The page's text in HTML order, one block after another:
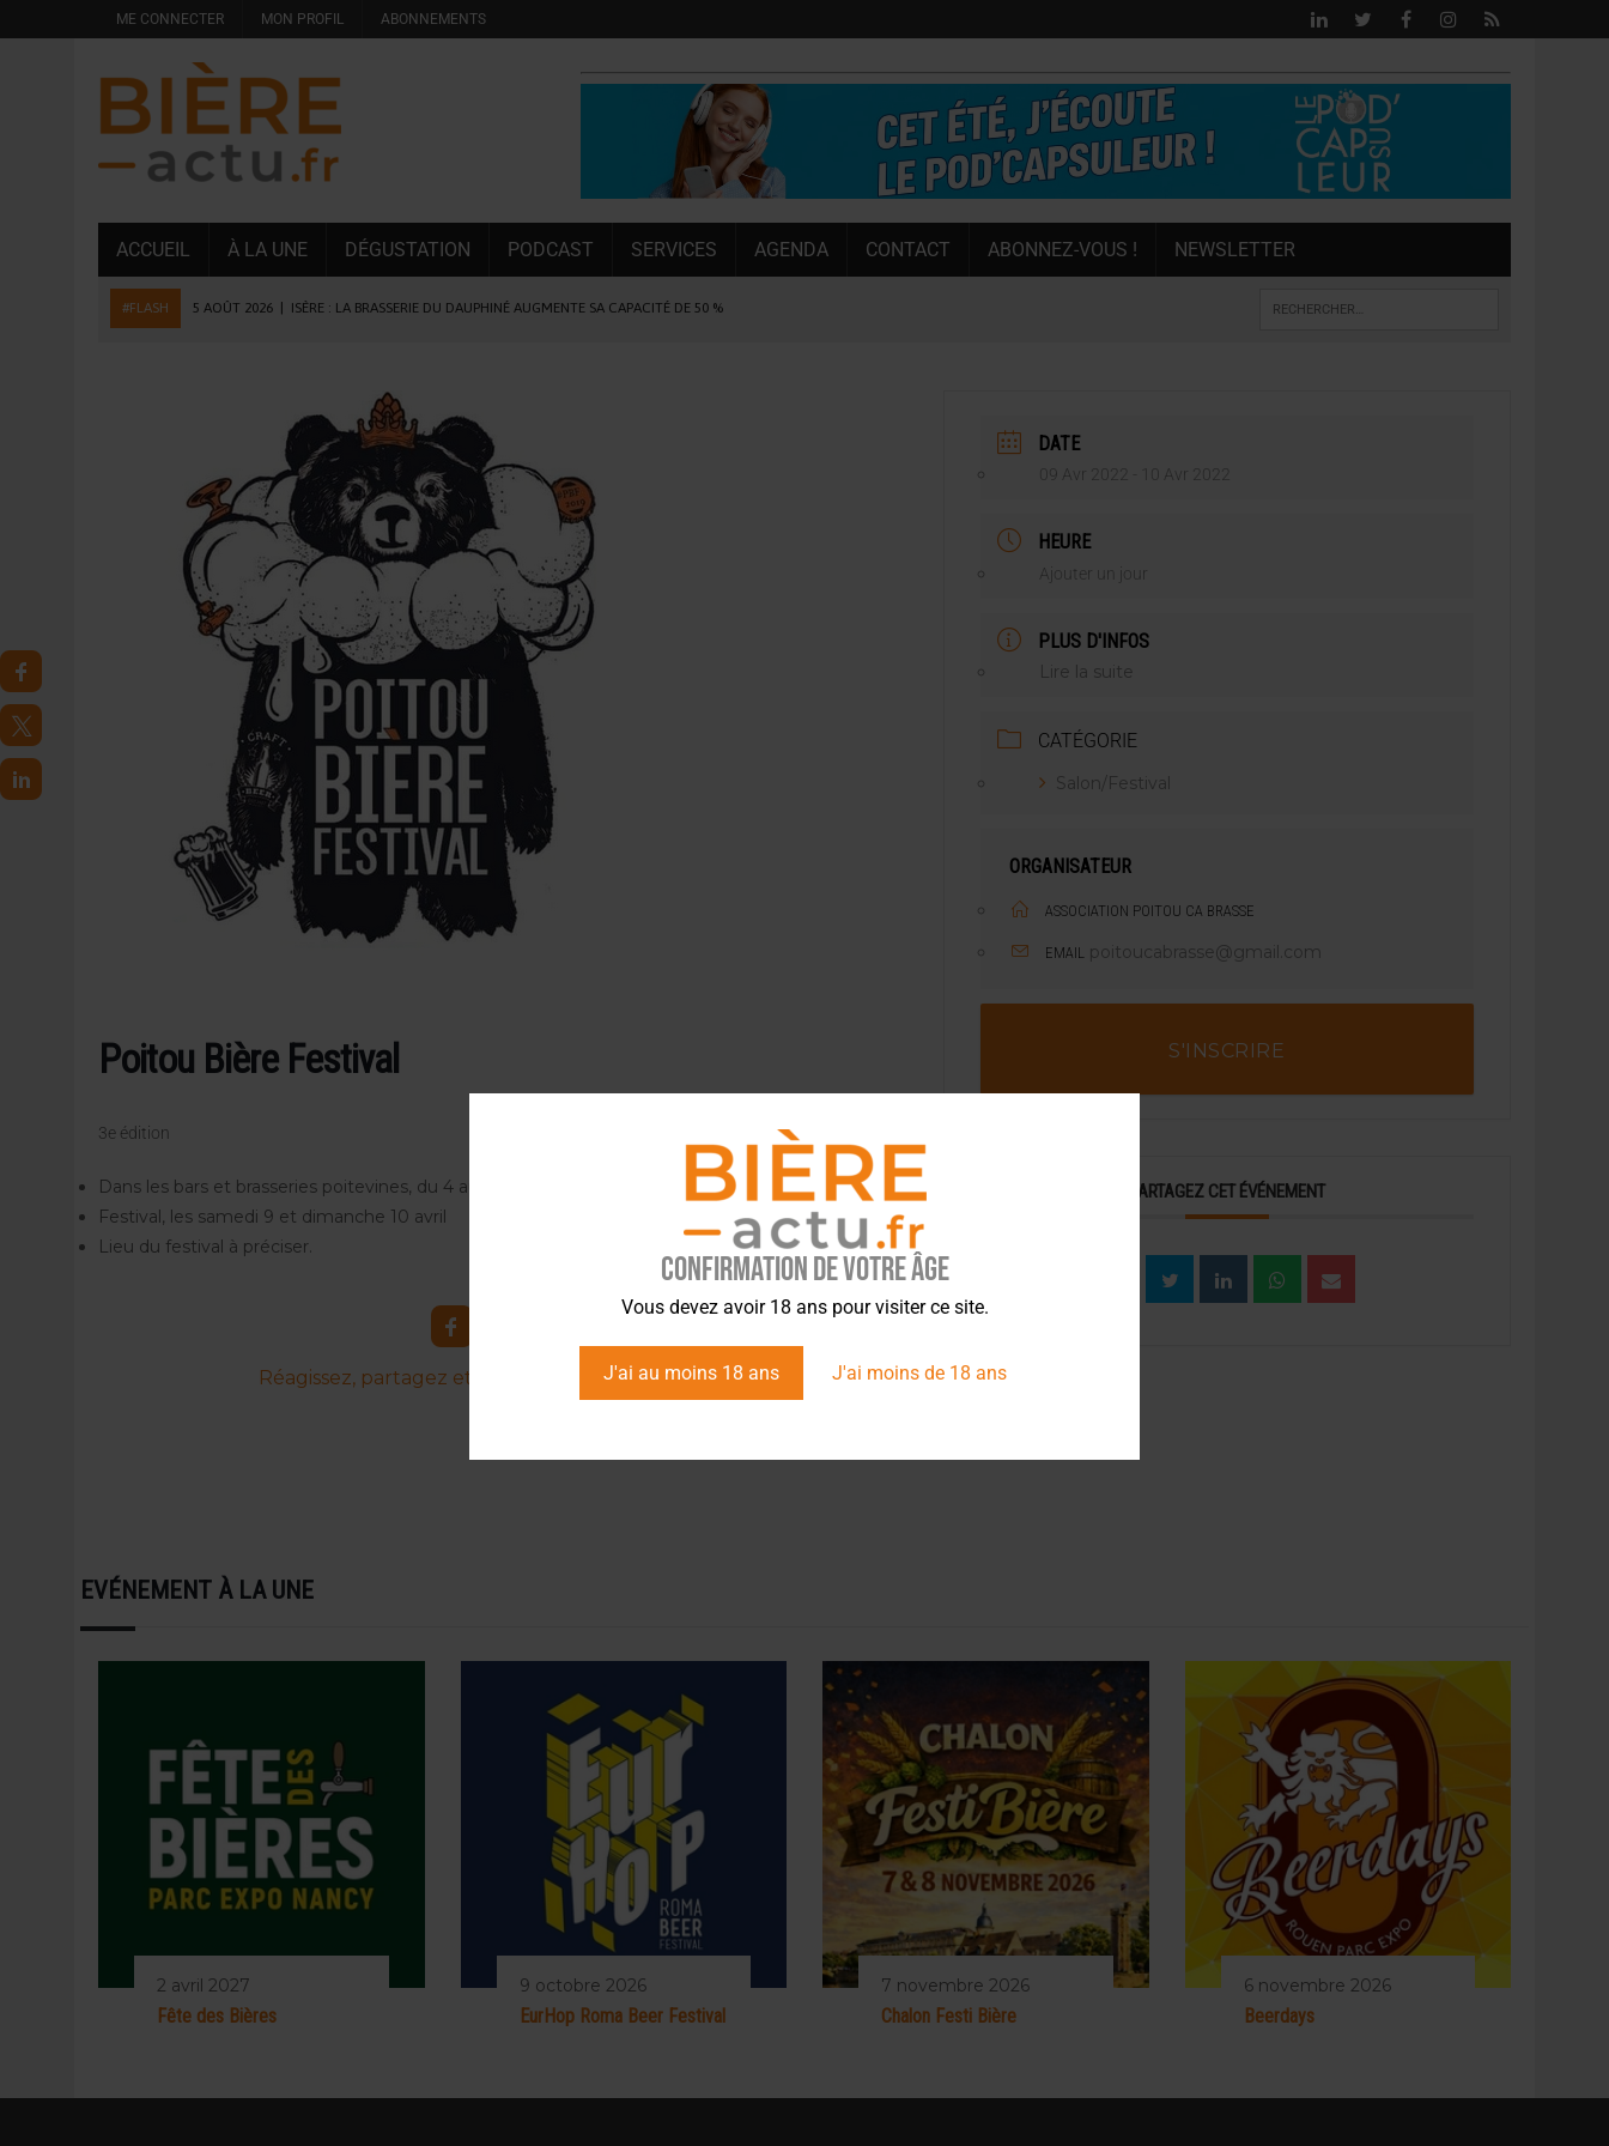
Confirmation de votre âge
Vous devez avoir 18 ans pour visiter ce site.
J'ai au moins 18 ans J'ai moins de 18 ans
ME CONNECTER MON PROFIL ABONNEMENTS
ACCUEIL À LA UNE DÉGUSTATION PODCAST SERVICES AGENDA CONTACT ABONNEZ-VOUS ! NEWSLETTER
#FLASH 5 AOÛT 2026 ISÈRE : LA BRASSERIE DU DAUPHINÉ AUGMENTE SA CAPACITÉ DE 50 %
CONSOMMATION : LA VISION DU GROUPE ANTHONY MARTIN
PODCAST – BRASSERIE SAINTE COLOMBE, 30 ANS, PIONNIÈRE EN ILLE-ET-VILAINE
31 JUILLET 2026 | JUIN EN CHR : LA BIÈRE RESTE EN TÊTE, POURSUIVIE PAR LES NO/LOW [ÉTUDE]
30 JUILLET 2026 EMBALLAGE DURABLE : LE BOOM DE LA BOUTEILLE ALUMINIUM
5 AOÛT 2026 | HEINEKEN A SUPPRIMÉ 3 000 POSTES AU PREMIER SEMESTRE
Poitou Bière Festival
3e édition
Dans les bars et brasseries poitevines, du 4 au 10 avril
Festival, les samedi 9 et dimanche 10 avril
Lieu du festival à préciser.
Réagissez, partagez et commentez l’info brassicole.
DATE
09 Avr 2022 - 10 Avr 2022
HEURE
Ajouter un jour
PLUS D'INFOS
Lire la suite
CATÉGORIE
Salon/Festival
ORGANISATEUR
ASSOCIATION POITOU CA BRASSE
EMAIL poitoucabrasse@gmail.com
S'INSCRIRE
PARTAGEZ CET ÉVÉNEMENT
EVÉNEMENT À LA UNE
2 avril 2027
Fête des Bières
9 octobre 2026
EurHop Roma Beer Festival
7 novembre 2026
Chalon Festi Bière
6 novembre 2026
Beerdays